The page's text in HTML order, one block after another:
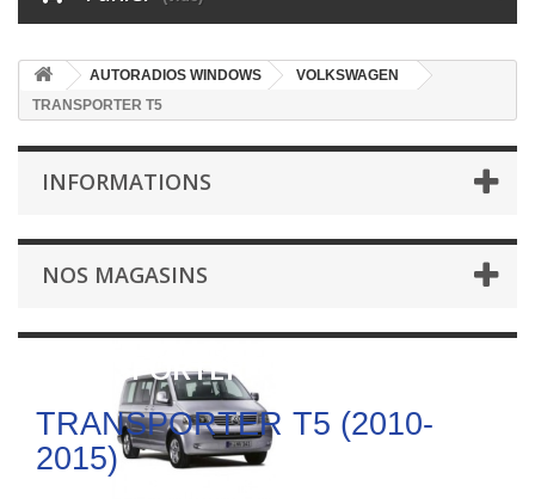
AUTORADIOS WINDOWS
VOLKSWAGEN
TRANSPORTER T5
INFORMATIONS
NOS MAGASINS
TRANSPORTER T5
TRANSPORTER T5 (2010-
2015)